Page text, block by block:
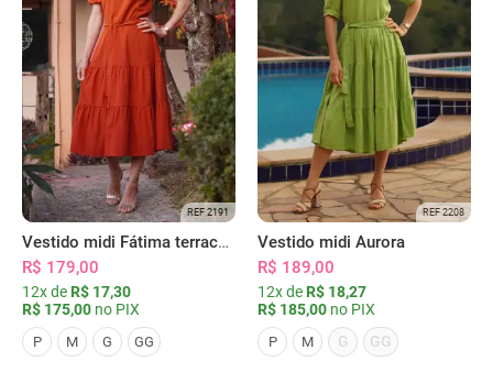
REF 2191
Vestido midi Fátima terracota
R$ 179,00
12x de R$ 17,30
R$ 175,00 no PIX
P M G GG
REF 2208
Vestido midi Aurora
R$ 189,00
12x de R$ 18,27
R$ 185,00 no PIX
P M G GG